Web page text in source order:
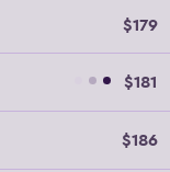
$179
$181
$186